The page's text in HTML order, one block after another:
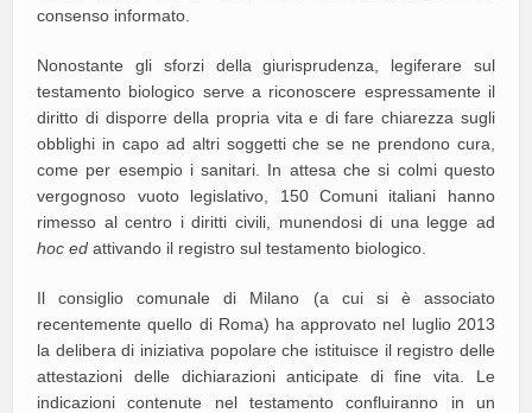
consenso informato.
Nonostante gli sforzi della giurisprudenza, legiferare sul
testamento biologico serve a riconoscere espressamente il
diritto di disporre della propria vita e di fare chiarezza sugli
obblighi in capo ad altri soggetti che se ne prendono cura,
come per esempio i sanitari. In attesa che si colmi questo
vergognoso vuoto legislativo, 150 Comuni italiani hanno
rimesso al centro i diritti civili, munendosi di una legge ad
hoc ed attivando il registro sul testamento biologico.
Il consiglio comunale di Milano (a cui si è associato
recentemente quello di Roma) ha approvato nel luglio 2013
la delibera di iniziativa popolare che istituisce il registro delle
attestazioni delle dichiarazioni anticipate di fine vita. Le
indicazioni contenute nel testamento confluiranno in un